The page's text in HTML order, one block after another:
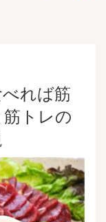
れば筋
筋トレの